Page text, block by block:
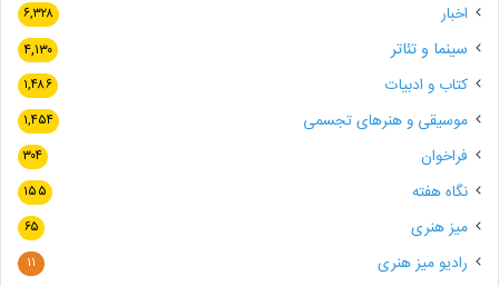
اخبار ۶,۳۲۸
سینما و تئاتر ۴,۱۳۰
کتاب و ادبیات ۱,۴۸۶
موسیقی و هنرهای تجسمی ۱,۴۵۴
فراخوان ۳۰۴
نگاه هفته ۱۵۵
میز هنری ۶۵
رادیو میز هنری ۱۱